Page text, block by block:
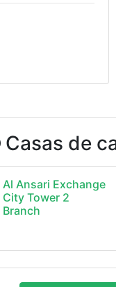
Casas de
Al Ansari Exchange
City Tower 2
Branch